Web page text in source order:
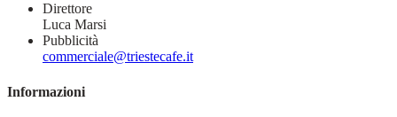
Direttore
Luca Marsi
Pubblicità
commerciale@triestecafe.it
Informazioni